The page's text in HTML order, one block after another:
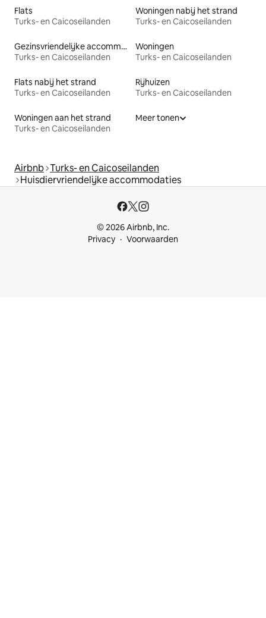
Flats
Turks- en Caicoseilanden
Woningen nabij het strand
Turks- en Caicoseilanden
Gezinsvriendelijke accommodaties
Turks- en Caicoseilanden
Woningen
Turks- en Caicoseilanden
Flats nabij het strand
Turks- en Caicoseilanden
Rijhuizen
Turks- en Caicoseilanden
Woningen aan het strand
Turks- en Caicoseilanden
Meer tonen
Airbnb Turks- en Caicoseilanden
Huisdiervriendelijke accommodaties
© 2026 Airbnb, Inc.
Privacy
Voorwaarden